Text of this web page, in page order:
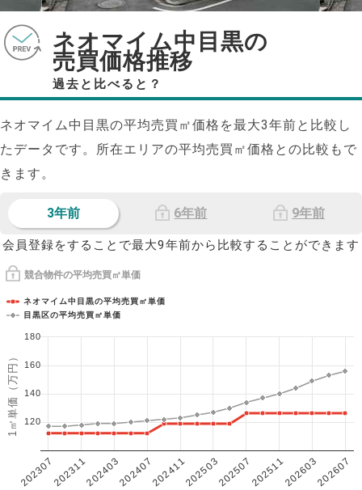
ネオマイム中目黒の
売買価格推移
過去と比べると？
ネオマイム中目黒の平均売買㎡価格を最大3年前と比較し
たデータです。所在エリアの平均売買㎡価格との比較もで
きます。
3年前 6年前 9年前
会員登録をすることで最大9年前から比較することができます
競合物件の平均売買㎡単価
1㎡単価（万円）
ネオマイム中目黒の平均売買㎡単価
目黒区の平均売買㎡単価
202307202311202403202407202411202503202507202511202603202607
120
140
160
180